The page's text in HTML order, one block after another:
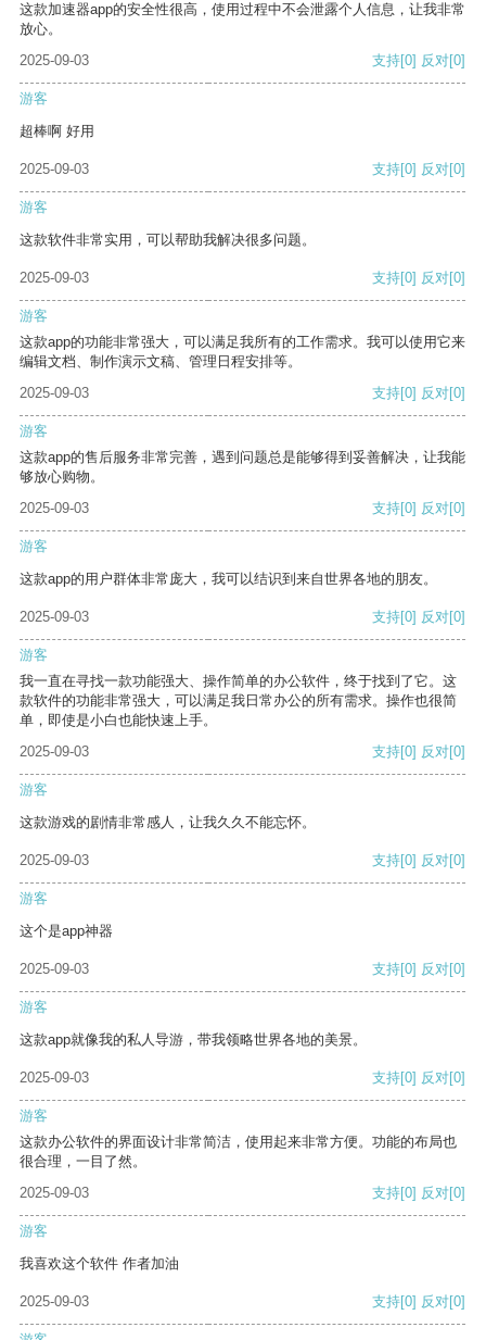
这款加速器app的安全性很高，使用过程中不会泄露个人信息，让我非常
放心。
2025-09-03
支持[0] 反对[0]
游客
超棒啊 好用
2025-09-03 支持[0] 反对[0]
游客
这款软件非常实用，可以帮助我解决很多问题。
2025-09-03 支持[0] 反对[0]
游客
这款app的功能非常强大，可以满足我所有的工作需求。我可以使用它来
编辑文档、制作演示文稿、管理日程安排等。
2025-09-03
支持[0] 反对[0]
游客
这款app的售后服务非常完善，遇到问题总是能够得到妥善解决，让我能
够放心购物。
2025-09-03
支持[0] 反对[0]
游客
这款app的用户群体非常庞大，我可以结识到来自世界各地的朋友。
2025-09-03 支持[0] 反对[0]
游客
我一直在寻找一款功能强大、操作简单的办公软件，终于找到了它。这
款软件的功能非常强大，可以满足我日常办公的所有需求。操作也很简
单，即使是小白也能快速上手。
2025-09-03
支持[0] 反对[0]
游客
这款游戏的剧情非常感人，让我久久不能忘怀。
2025-09-03 支持[0] 反对[0]
游客
这个是app神器
2025-09-03 支持[0] 反对[0]
游客
这款app就像我的私人导游，带我领略世界各地的美景。
2025-09-03 支持[0] 反对[0]
游客
这款办公软件的界面设计非常简洁，使用起来非常方便。功能的布局也
很合理，一目了然。
2025-09-03
支持[0] 反对[0]
游客
我喜欢这个软件 作者加油
2025-09-03 支持[0] 反对[0]